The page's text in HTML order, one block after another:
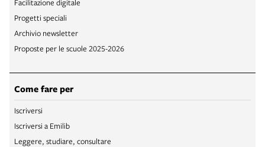
Facilitazione digitale
Progetti speciali
Archivio newsletter
Proposte per le scuole 2025-2026
Come fare per
Iscriversi
Iscriversi a Emilib
Leggere, studiare, consultare